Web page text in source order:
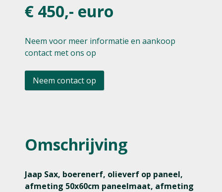
€ 450,- euro
Neem voor meer informatie en aankoop
contact met ons op
Neem contact op
Omschrijving
Jaap Sax, boerenerf, olieverf op paneel,
afmeting 50x60cm paneelmaat, afmeting